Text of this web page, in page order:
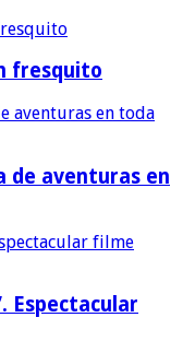
fresquito
de aventuras en
Espectacular